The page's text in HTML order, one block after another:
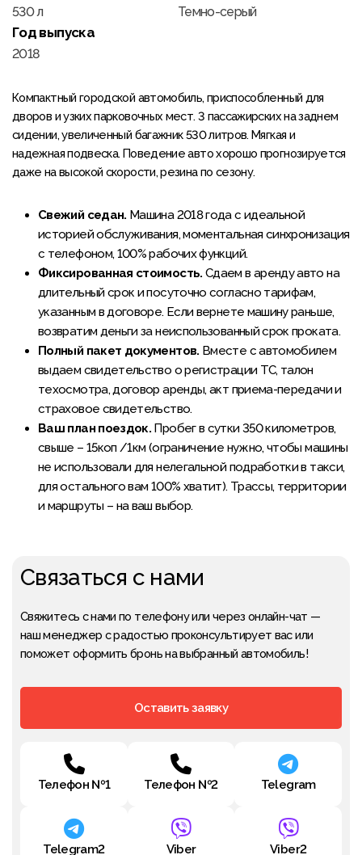
530 л Темно-серый
Год выпуска
2018
Компактный городской автомобиль, приспособленный для
дворов и узких парковочных мест. 3 пассажирских на заднем
сидении, увеличенный багажник 530 литров. Мягкая и
надежная подвеска. Поведение авто хорошо прогнозируется
даже на высокой скорости, резина по сезону.
Свежий седан. Машина 2018 года с идеальной
историей обслуживания, моментальная синхронизация
с телефоном, 100% рабочих функций.
Фиксированная стоимость. Сдаем в аренду авто на
длительный срок и посуточно согласно тарифам,
указанным в договоре. Если вернете машину раньше,
возвратим деньги за неиспользованный срок проката.
Полный пакет документов. Вместе с автомобилем
выдаем свидетельство о регистрации ТС, талон
техосмотра, договор аренды, акт приема-передачи и
страховое свидетельство.
Ваш план поездок. Пробег в сутки 350 километров,
свыше – 15коп /1км (ограничение нужно, чтобы машины
не использовали для нелегальной подработки в такси,
для остального вам 100% хватит). Трассы, территории
и маршруты – на ваш выбор.
Связаться с нами
Свяжитесь с нами по телефону или через онлайн-чат —
наш менеджер с радостью проконсультирует вас или
поможет оформить бронь на выбранный автомобиль!
Оставить заявку
Телефон №1 Телефон №2 Telegram
Telegram2 Viber Viber2